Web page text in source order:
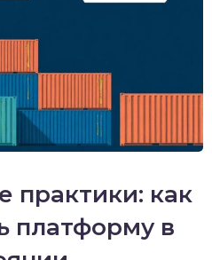
практики: как
платформу в